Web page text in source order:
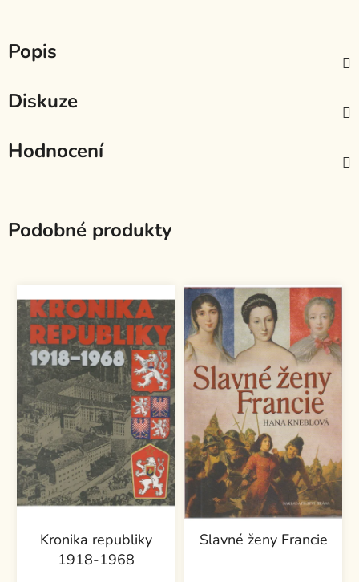
Popis
Diskuze
Hodnocení
Podobné produkty
Kronika republiky
1918-1968
Slavné ženy Francie